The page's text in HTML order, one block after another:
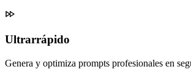
Ultrarrápido
Genera y optimiza prompts profesionales en